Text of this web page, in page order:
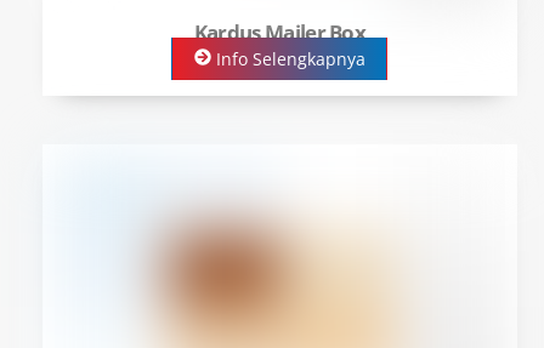
Kardus Mailer Box
Info Selengkapnya